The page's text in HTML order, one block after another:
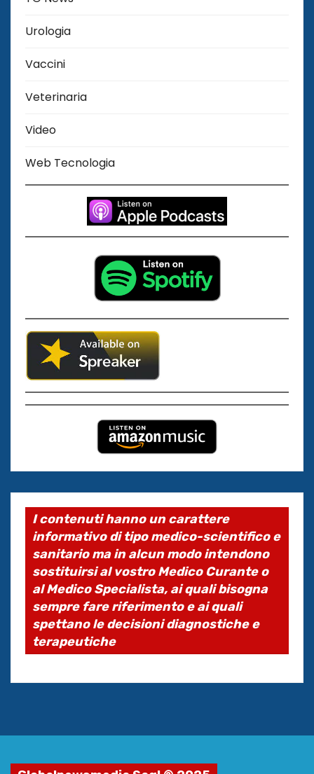
Urologia
Vaccini
Veterinaria
Video
Web Tecnologia
I contenuti hanno un carattere
informativo di tipo medico-scientifico e
sanitario ma in alcun modo intendono
sostituirsi al vostro Medico Curante o
al Medico Specialista, ai quali bisogna
sempre fare riferimento e ai quali
spettano le decisioni diagnostiche e
terapeutiche